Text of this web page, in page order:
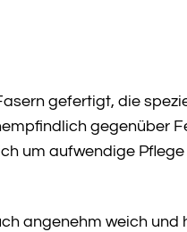
gefertigt, die
gegenüber
um aufwendige
angenehm weich und